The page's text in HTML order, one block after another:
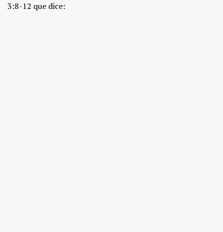
3:8-12 que dice: